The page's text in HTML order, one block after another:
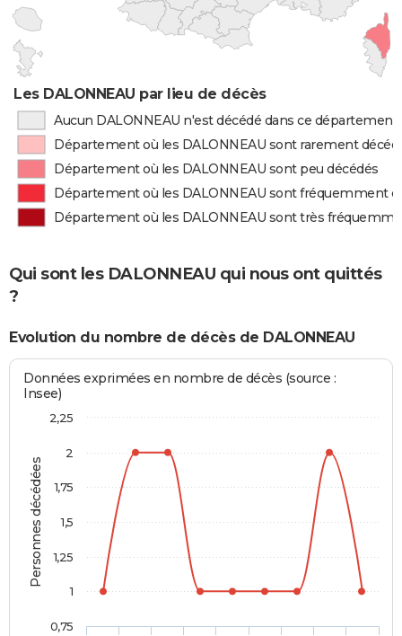
Les DALONNEAU par lieu de décès
Aucun DALONNEAU n'est décédé dans ce département
Département où les DALONNEAU sont rarement
Département où les DALONNEAU sont peu décédés
Département où les DALONNEAU sont fréquemment
Département où les DALONNEAU sont très
Qui sont les DALONNEAU qui nous ont quittés
?
Evolution du nombre de décès de DALONNEAU
Personnes décédées
Données exprimées en nombre de décès (source :
Insee)
0,75
1
1,25
1,5
1,75
2
2,25